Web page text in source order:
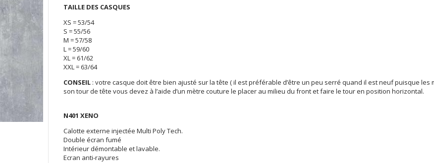
TAILLE DES CASQUES
XS = 53/54
S = 55/56
M = 57/58
L = 59/60
XL = 61/62
XXL = 63/64
CONSEIL : votre casque doit être bien ajusté sur la tête ( il est préférable d’être un peu serré quand il est neuf puisque
son tour de tête vous devez à l’aide d’un mètre couture le placer au milieu du front et faire le tour en position horizontal.
N401 XENO
Calotte externe injectée Multi Poly Tech.
Double écran fumé
Intérieur démontable et lavable.
Ecran anti-rayures